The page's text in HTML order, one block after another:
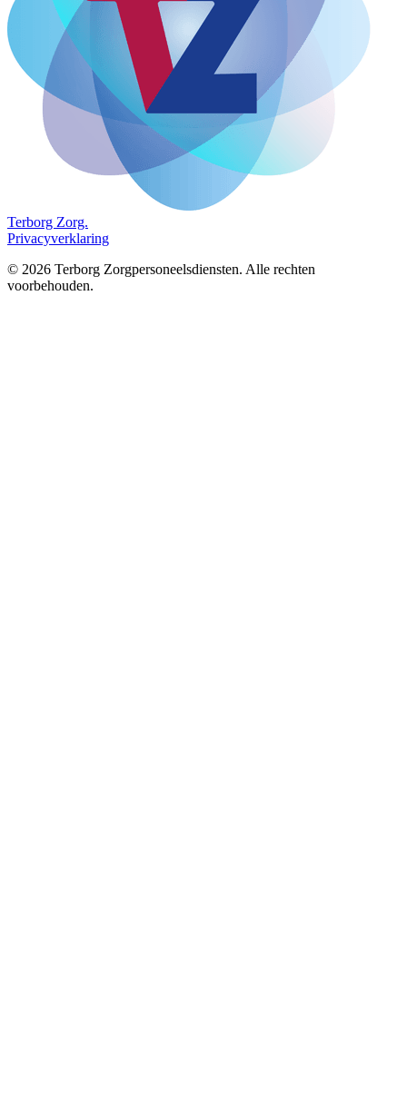
Terborg Zorg.
Privacyverklaring
© 2026 Terborg Zorgpersoneelsdiensten. Alle rechten
voorbehouden.